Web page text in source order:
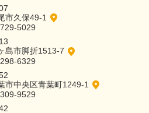
市久保49-1
5029
島市脚折1513-7
6329
市中央区青葉町1249-1
9529